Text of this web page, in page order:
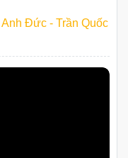
Đức - Trần Quốc